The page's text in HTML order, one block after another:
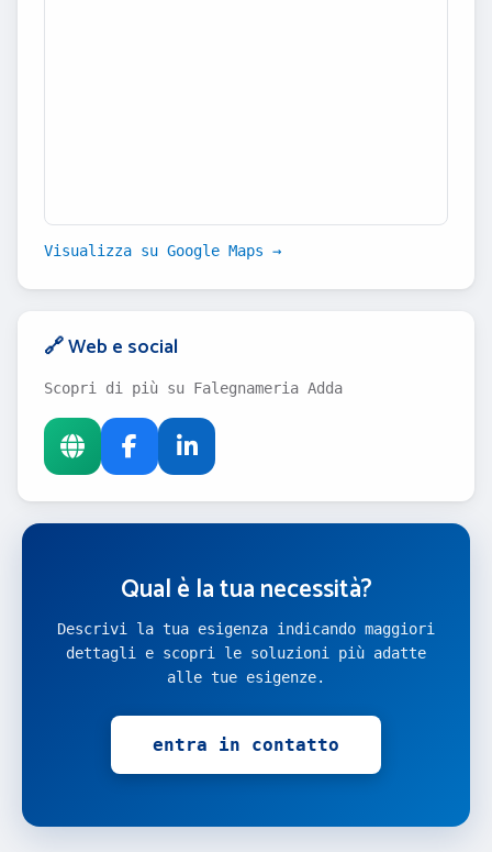
Visualizza su Google Maps →
🔗 Web e social
Scopri di più su Falegnameria Adda
Qual è la tua necessità?
Descrivi la tua esigenza indicando maggiori
dettagli e scopri le soluzioni più adatte
alle tue esigenze.
entra in contatto